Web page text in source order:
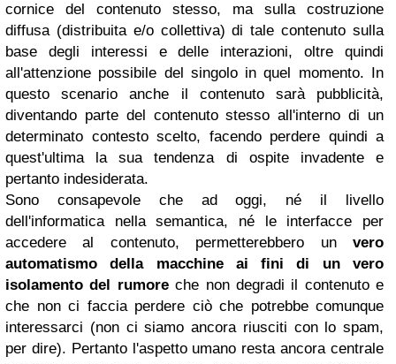
cornice del contenuto stesso, ma sulla costruzione
diffusa (distribuita e/o collettiva) di tale contenuto sulla
base degli interessi e delle interazioni, oltre quindi
all'attenzione possibile del singolo in quel momento. In
questo scenario anche il contenuto sarà pubblicità,
diventando parte del contenuto stesso all'interno di un
determinato contesto scelto, facendo perdere quindi a
quest'ultima la sua tendenza di ospite invadente e
pertanto indesiderata.
Sono consapevole che ad oggi, né il livello
dell'informatica nella semantica, né le interfacce per
accedere al contenuto, permetterebbero un vero
automatismo della macchine ai fini di un vero
isolamento del rumoreche non degradi il contenuto e
che non ci faccia perdere ciò che potrebbe comunque
interessarci (non ci siamo ancora riusciti con lo spam,
per dire). Pertanto l'aspetto umano resta ancora centrale